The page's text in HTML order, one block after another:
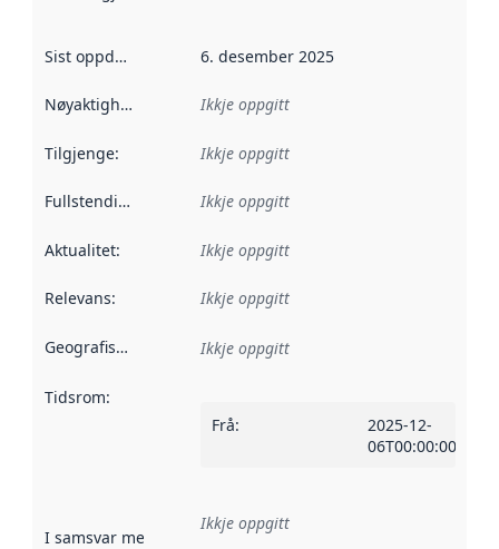
Sist oppdatert 6. desember 2025
Nøyaktigheit Ikkje oppgitt
Tilgjenge: Ikkje oppgitt
Fullstendigheit Ikkje oppgitt
Aktualitet: Ikkje oppgitt
Relevans: Ikkje oppgitt
Geografisk område Ikkje oppgitt
Tidsrom:
Frå:
2025-12-
06T00:00:00Z
I samsvar med Referanse til ei implementeringsregel eller
Ikkje oppgitt